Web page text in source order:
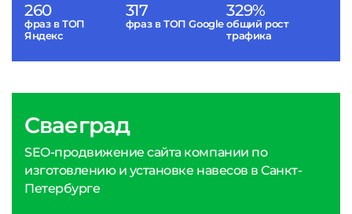
260
фраз в ТОП
Яндекс
317
фраз в ТОП Google
329%
общий рост
трафика
Сваеград
SEO-продвижение сайта компании по
изготовлению и установке навесов в Санкт-
Петербурге